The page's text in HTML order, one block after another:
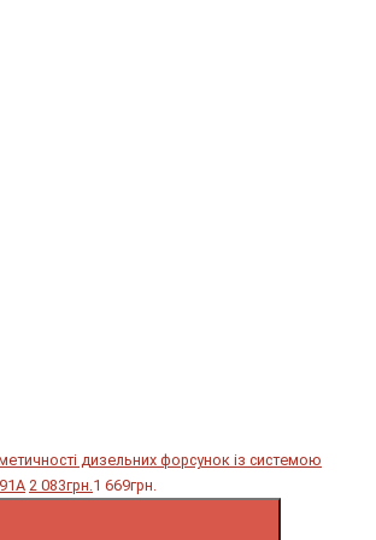
дизельних форсунок із системою
2 083грн.1 669грн.